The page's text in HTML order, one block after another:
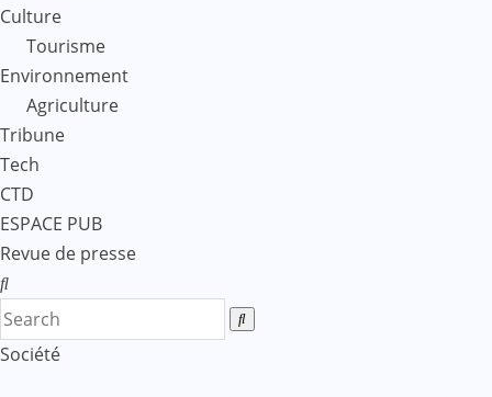
Culture
Tourisme
Environnement
Agriculture
Tribune
Tech
CTD
ESPACE PUB
Revue de presse
Société